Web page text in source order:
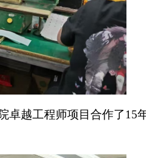
卓越工程师项目合作了15